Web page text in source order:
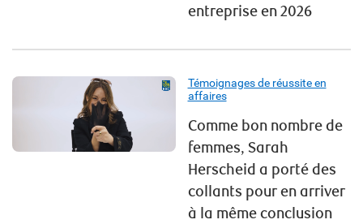
entreprise en 2026
Témoignages de réussite en
affaires
Comme bon nombre de
femmes, Sarah
Herscheid a porté des
collants pour en arriver
à la même conclusion